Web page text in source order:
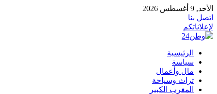
الأحد, 9 أغسطس 2026
اتصل بنا
لإعلاناتكم
الرئيسية
سياسة
مال وأعمال
تراث وسياحة
المغرب الكبير